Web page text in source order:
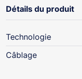
Détails du produit
Technologie
Câblage